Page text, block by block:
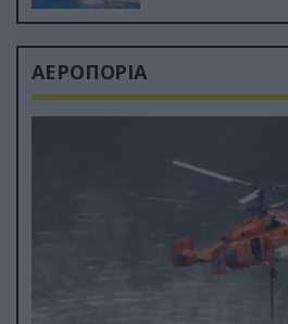
ΑΕΡΟΠΟΡΙΑ